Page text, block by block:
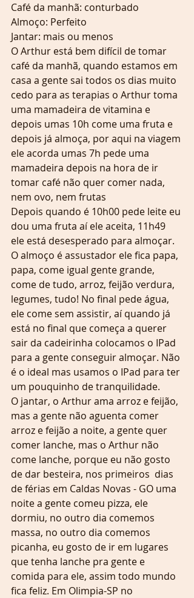
Café da manhã: conturbado
Almoço: Perfeito
Jantar: mais ou menos
O Arthur está bem difícil de tomar
café da manhã, quando estamos em
casa a gente sai todos os dias muito
cedo para as terapias o Arthur toma
uma mamadeira de vitamina e
depois umas 10h come uma fruta e
depois já almoça, por aqui na viagem
ele acorda umas 7h pede uma
mamadeira depois na hora de ir
tomar café não quer comer nada,
nem ovo, nem frutas
Depois quando é 10h00 pede leite eu
dou uma fruta aí ele aceita, 11h49
ele está desesperado para almoçar.
O almoço é assustador ele fica papa,
papa, come igual gente grande,
come de tudo, arroz, feijão verdura,
legumes, tudo! No final pede água,
ele come sem assistir, aí quando já
está no final que começa a querer
sair da cadeirinha colocamos o IPad
para a gente conseguir almoçar. Não
é o ideal mas usamos o IPad para ter
um pouquinho de tranquilidade.
O jantar, o Arthur ama arroz e feijão,
mas a gente não aguenta comer
arroz e feijão a noite, a gente quer
comer lanche, mas o Arthur não
come lanche, porque eu não gosto
de dar besteira, nos primeiros  dias
de férias em Caldas Novas - GO uma
noite a gente comeu pizza, ele
dormiu, no outro dia comemos
massa, no outro dia comemos
picanha, eu gosto de ir em lugares
que tenha lanche pra gente e
comida para ele, assim todo mundo
fica feliz. Em Olimpia-SP no